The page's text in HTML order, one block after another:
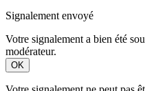
Signalement envoyé
Votre signalement a bien été
modérateur.
OK